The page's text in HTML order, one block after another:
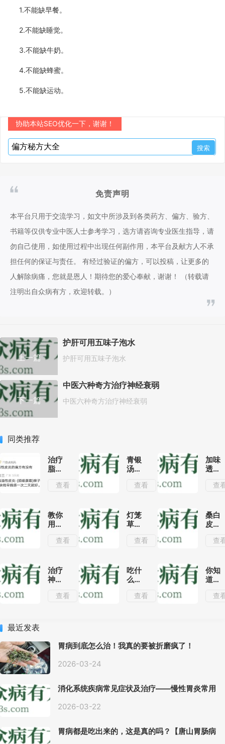
1.不能缺早餐。
2.不能缺睡觉。
3.不能缺牛奶。
4.不能缺蜂蜜。
5.不能缺运动。
协助本站SEO优化一下，谢谢！
免责声明
本平台只用于交流学习，如文中所涉及到各类药方、偏方、验方、
书籍等仅供专业中医人士参考学习，选方请咨询专业医生指导，请
勿自己使用，如使用过程中出现任何副作用，本平台及献方人不承
担任何的保证与责任。 有经过验证的偏方，可以投稿，让更多的
人解除病痛，您就是恩人！期待您的爱心奉献，谢谢！ （转载请
注明出自众病有方，欢迎转载。）
上一篇
护肝可用五味子泡水
护肝可用五味子泡水
下一篇
中医六种奇方治疗神经衰弱
中医六种奇方治疗神经衰弱
同类推荐
治疗
脂溢
炎的
有或
者什
好用
查看
青银
汤治
行性
分析
查看
加味
透邪
疗麻
分析
查
教你
用苦
酒喝
炎镇
痛的
还能
的疾
病呢!
查看
灯笼
草可
吗?了
的这
几种
方法
查看
桑白
皮的
与作
皮搭
配这
中药
查
治疗
神经
炎有
查看
吃什
么能
衰老
查看
你知
道有
脑的
查
最近发表
胃病到底怎么治！我真的要被折磨疯了！
2026-03-24
消化系统疾病常见症状及治疗——慢性胃炎常用
2026-03-22
胃病都是吃出来的，这是真的吗？【唐山胃肠病